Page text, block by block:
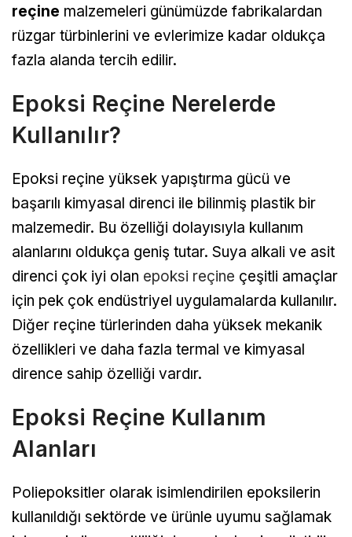
reçine malzemeleri günümüzde fabrikalardan
rüzgar türbinlerini ve evlerimize kadar oldukça
fazla alanda tercih edilir.
Epoksi Reçine Nerelerde
Kullanılır?
Epoksi reçine yüksek yapıştırma gücü ve
başarılı kimyasal direnci ile bilinmiş plastik bir
malzemedir. Bu özelliği dolayısıyla kullanım
alanlarını oldukça geniş tutar. Suya alkali ve asit
direnci çok iyi olan epoksi reçine çeşitli amaçlar
için pek çok endüstriyel uygulamalarda kullanılır.
Diğer reçine türlerinden daha yüksek mekanik
özellikleri ve daha fazla termal ve kimyasal
dirence sahip özelliği vardır.
Epoksi Reçine Kullanım
Alanları
Poliepoksitler olarak isimlendirilen epoksilerin
kullanıldığı sektörde ve ürünle uyumu sağlamak